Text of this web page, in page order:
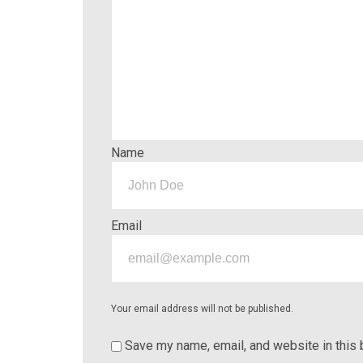
Name
Email
Your email address will not be published.
Save my name, email, and website in